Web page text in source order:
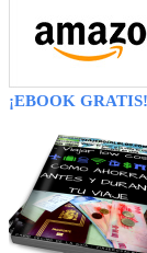
¡EBOOK GRATIS!